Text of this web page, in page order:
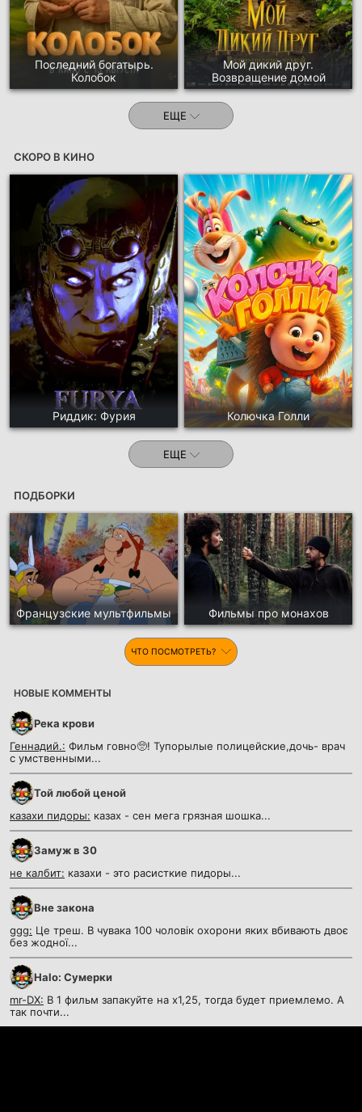
Последний богатырь.
Колобок
Мой дикий друг.
Возвращение домой
ЕЩЕ
СКОРО В КИНО
Риддик: Фурия Колючка Голли
ЕЩЕ
ПОДБОРКИ
Французские мультфильмы Фильмы про монахов
ЧТО ПОСМОТРЕТЬ?
НОВЫЕ КОММЕНТЫ
Река крови
Геннадий.: Фильм говно🥺! Тупорылые полицейские,дочь- врач
с умственными...
Той любой ценой
казахи пидоры: казах - сен мега грязная шошка...
Замуж в 30
не калбит: казахи - это расисткие пидоры...
Вне закона
ggg: Це треш. В чувака 100 чоловік охорони яких вбивають двоє
без жодної...
Halo: Сумерки
mr-DX: В 1 фильм запакуйте на х1,25, тогда будет приемлемо. А
так почти...